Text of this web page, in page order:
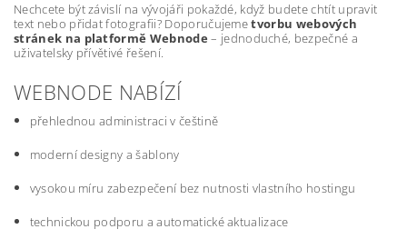
Nechcete být závislí na vývojáři pokaždé, když budete chtít upravit
text nebo přidat fotografii? Doporučujemetvorbu webových
stránek na platformě Webnode – jednoduché, bezpečné a
uživatelsky přívětivé řešení.
WEBNODE NABÍZÍ
přehlednou administraci v češtině
moderní designy a šablony
vysokou míru zabezpečení bez nutnosti vlastního hostingu
technickou podporu a automatické aktualizace